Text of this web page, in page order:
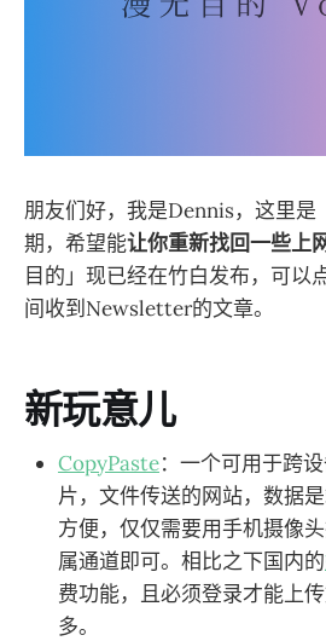
朋友们好，我是Dennis，这里是
期，希望能让你重新找回一些上
目的」现已经在竹白发布，可以
间收到Newsletter的文章。
新玩意儿
CopyPaste：一个可用于跨
片，文件传送的网站，数据
方便，仅仅需要用手机摄像
属通道即可。相比之下国内的
费功能，且必须登录才能上
多。